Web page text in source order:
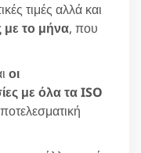
τιμές αλλά και
με το μήνα, που
οι
με όλα τα ISO